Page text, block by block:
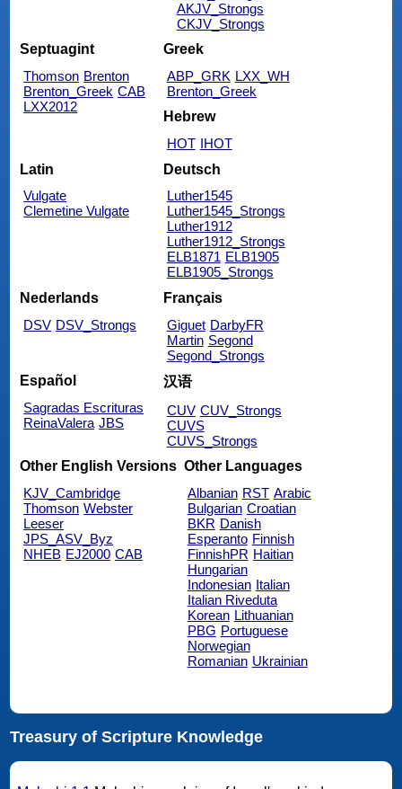
AKJV_Strongs
CKJV_Strongs
Septuagint
Thomson Brenton
Brenton_Greek CAB
LXX2012
Greek
ABP_GRK LXX_WH
Brenton_Greek
Hebrew
HOT IHOT
Latin
Vulgate
Clemetine Vulgate
Deutsch
Luther1545
Luther1545_Strongs
Luther1912
Luther1912_Strongs
ELB1871 ELB1905
ELB1905_Strongs
Nederlands
DSV DSV_Strongs
Français
Giguet DarbyFR
Martin Segond
Segond_Strongs
Español
Sagradas Escrituras
ReinaValera JBS
汉语
CUV CUV_Strongs
CUVS
CUVS_Strongs
Other English Versions
KJV_Cambridge
Thomson Webster
Leeser
JPS_ASV_Byz
NHEB EJ2000 CAB
Other Languages
Albanian RST Arabic
Bulgarian Croatian
BKR Danish
Esperanto Finnish
FinnishPR Haitian
Hungarian
Indonesian Italian
Italian Riveduta
Korean Lithuanian
PBG Portuguese
Norwegian
Romanian Ukrainian
Treasury of Scripture Knowledge